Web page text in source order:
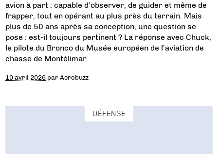
avion à part : capable d’observer, de guider et même de
frapper, tout en opérant au plus près du terrain. Mais
plus de 50 ans après sa conception, une question se
pose : est-il toujours pertinent ? La réponse avec Chuck,
le pilote du Bronco du Musée européen de l’aviation de
chasse de Montélimar.
10 avril 2026 parAerobuzz
DÉFENSE